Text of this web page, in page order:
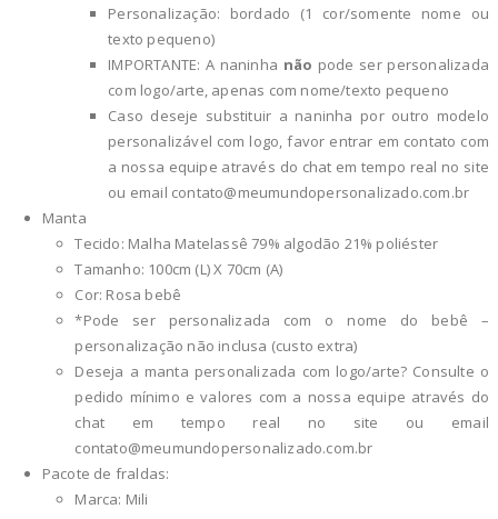
Personalização: bordado (1 cor/somente nome ou
texto pequeno)
IMPORTANTE: A naninha não pode ser personalizada
com logo/arte, apenas com nome/texto pequeno
Caso deseje substituir a naninha por outro modelo
personalizável com logo, favor entrar em contato com
a nossa equipe através do chat em tempo real no site
ou email contato@meumundopersonalizado.com.br
Manta
Tecido: Malha Matelassê 79% algodão 21% poliéster
Tamanho: 100cm (L) X 70cm (A)
Cor: Rosa bebê
*Pode ser personalizada com o nome do bebê –
personalização não inclusa (custo extra)
Deseja a manta personalizada com logo/arte? Consulte o
pedido mínimo e valores com a nossa equipe através do
chat em tempo real no site ou email
contato@meumundopersonalizado.com.br
Pacote de fraldas:
Marca: Mili